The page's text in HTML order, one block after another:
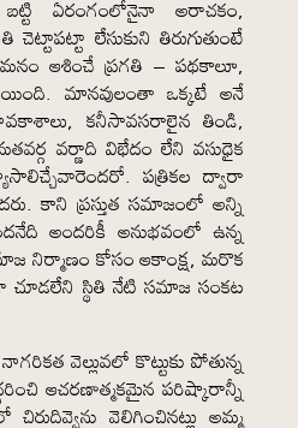
ఏరంగంలోనైనా అరాచకం,
లేసుకుని తిరుగుతుంటే
మనం ఆశించే ప్రగతి – పథకాలూ,
మానవులంతా ఒక్కటే అనే
కనీసావసరాలైన తిండి,
వర్ణాది విభేదం లేని వసుధైక
పత్రికల ద్వారా
కాని ప్రస్తుత సమాజంలో అన్ని
అందరికీ అనుభవంలో ఉన్న
నిర్మాణం కోసం ఆకాంక్ష, మరొక
స్థితి నేటి సమాజ సంకట
వెల్లువలో కొట్టుకు పోతున్న
ఆచరణాత్మకమైన పరిష్కారాన్నీ
వెలిగించినట్లు అమ్మ